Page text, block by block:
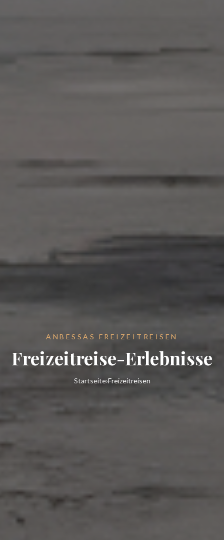
ANBESSAS FREIZEITREISEN
Freizeitreise-Erlebnisse
Startseite›Freizeitreisen